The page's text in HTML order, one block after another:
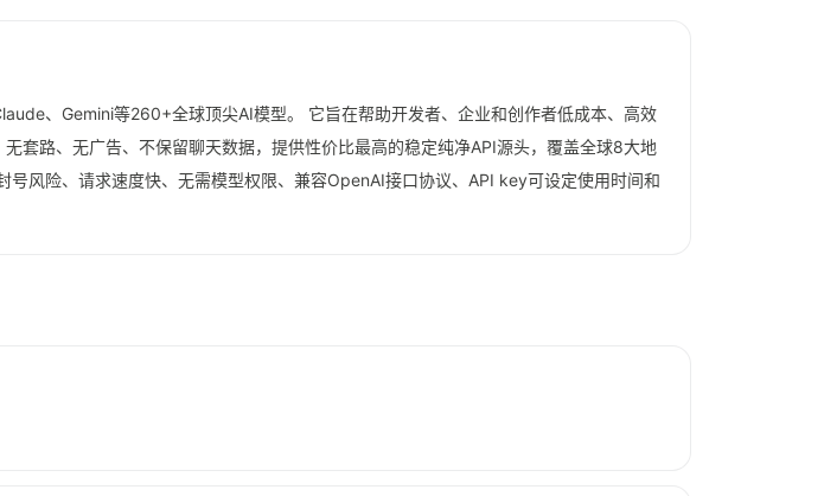
、Gemini等260+全球顶尖AI模型。 它旨在帮助开发者、企业和创作者低成本、高效
套路、无广告、不保留聊天数据，提供性价比最高的稳定纯净API源头，覆盖全球8大地
风险、请求速度快、无需模型权限、兼容OpenAI接口协议、API key可设定使用时间和